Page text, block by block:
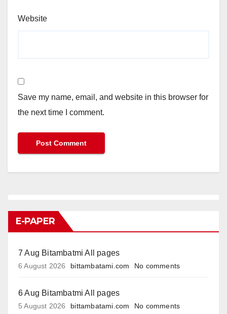
Website
Save my name, email, and website in this browser for
the next time I comment.
E-PAPER
7 Aug Bitambatmi All pages
6 August 2026 bittambatami.com No comments
6 Aug Bitambatmi All pages
5 August 2026 bittambatami.com No comments